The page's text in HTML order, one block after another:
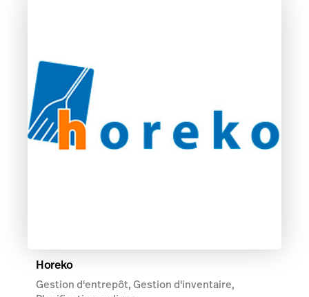
Horeko
Gestion d'entrepôt, Gestion d'inventaire,